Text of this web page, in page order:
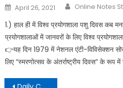
April 26, 2021 Online Notes
1.) हाल ही में विश्व प्रयोगशाला पशु दिवस कब
प्रयोगशालाओं में जानवरों के लिए विश्व
👉यह दिन 1979 में नेशनल एंटी-विविसेक्शन
लिए “स्मरणोत्सव के अंतर्राष्ट्रीय दिवस” के रूप